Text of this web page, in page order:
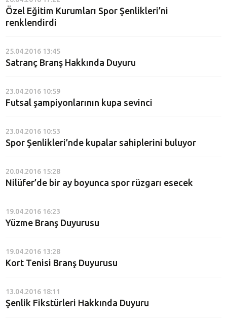
Özel Eğitim Kurumları Spor Şenlikleri’ni
renklendirdi
25.04.2016 13:45
Satranç Branş Hakkında Duyuru
23.04.2016 10:59
Futsal şampiyonlarının kupa sevinci
23.04.2016 10:53
Spor Şenlikleri’nde kupalar sahiplerini buluyor
20.04.2016 15:28
Nilüfer’de bir ay boyunca spor rüzgarı esecek
19.04.2016 16:23
Yüzme Branş Duyurusu
19.04.2016 13:28
Kort Tenisi Branş Duyurusu
13.04.2016 18:11
Şenlik Fikstürleri Hakkında Duyuru